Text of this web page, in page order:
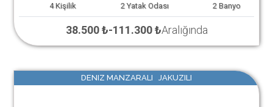
4 Kişilik 2 Yatak Odası 2 Banyo
38.500 ₺-111.300 ₺Aralığında
DENIZ MANZARALI JAKUZILI